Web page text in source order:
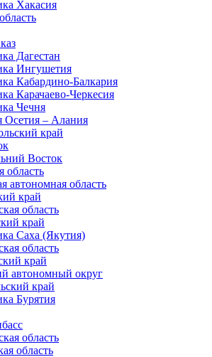
Хакасия
Дагестан
Ингушетия
Кабардино-Балкария
Карачаево-Черкесия
Чечня
Осетия – Алания
край
Восток
область
автономная область
край
область
край
Саха (Якутия)
область
край
автономный округ
край
Бурятия
область
область